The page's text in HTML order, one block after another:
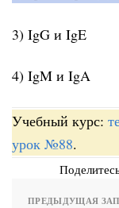
3) IgG и IgE
4) IgM и IgA
Учебный курс:
урок №88.
ПРЕДЫДУЩАЯ